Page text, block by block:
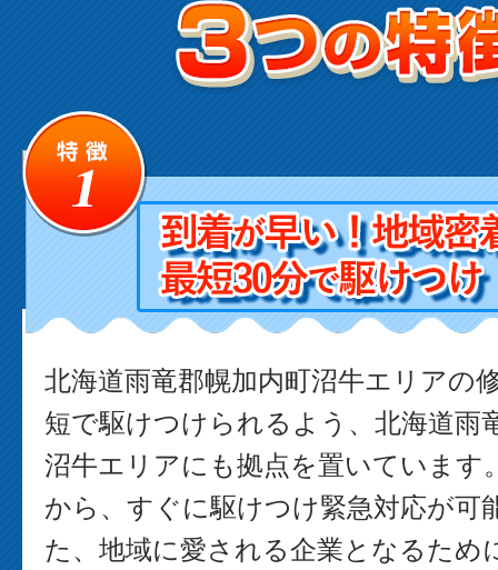
北海道雨竜郡幌加内町沼牛エリアの
短で駆けつけられるよう、北海道雨
沼牛エリアにも拠点を置いています
から、すぐに駆けつけ緊急対応が可
た、地域に愛される企業となるため